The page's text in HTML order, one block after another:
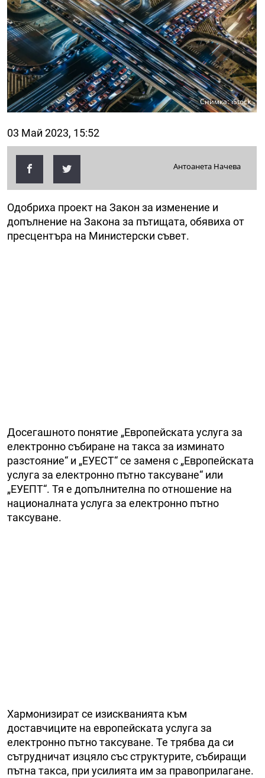
Снимка: iStock
03 Май 2023, 15:52
Антоанета Начева
Одобриха проект на Закон за изменение и
допълнение на Закона за пътищата, обявиха от
пресцентъра на Министерски съвет.
Досегашното понятие „Европейската услуга за
електронно събиране на такса за изминато
разстояние“ и „ЕУЕСТ“ се заменя с „Европейската
услуга за електронно пътно таксуване“ или
„ЕУЕПТ“. Тя е допълнителна по отношение на
националната услуга за електронно пътно
таксуване.
Хармонизират се изискванията към
доставчиците на европейската услуга за
електронно пътно таксуване. Те трябва да си
сътрудничат изцяло със структурите, събиращи
пътна такса, при усилията им за правоприлагане.